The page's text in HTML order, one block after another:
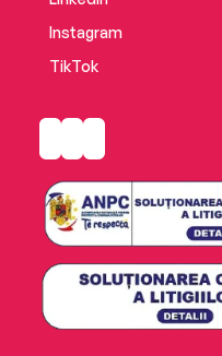
Instagram
TikTok